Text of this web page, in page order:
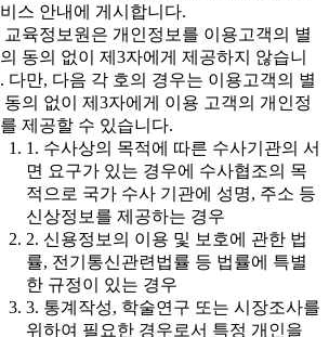
스 안내에 게시합니다.
육정보원은 개인정보를 이용고객의 별
동의 없이 제3자에게 제공하지 않습니
다만, 다음 각 호의 경우는 이용고객의 별
동의 없이 제3자에게 이용 고객의 개인정
제공할 수 있습니다.
1. 수사상의 목적에 따른 수사기관의 서
면 요구가 있는 경우에 수사협조의 목
적으로 국가 수사 기관에 성명, 주소 등
신상정보를 제공하는 경우
2. 신용정보의 이용 및 보호에 관한 법
률, 전기통신관련법률 등 법률에 특별
한 규정이 있는 경우
3. 통계작성, 학술연구 또는 시장조사를
위하여 필요한 경우로서 특정 개인을